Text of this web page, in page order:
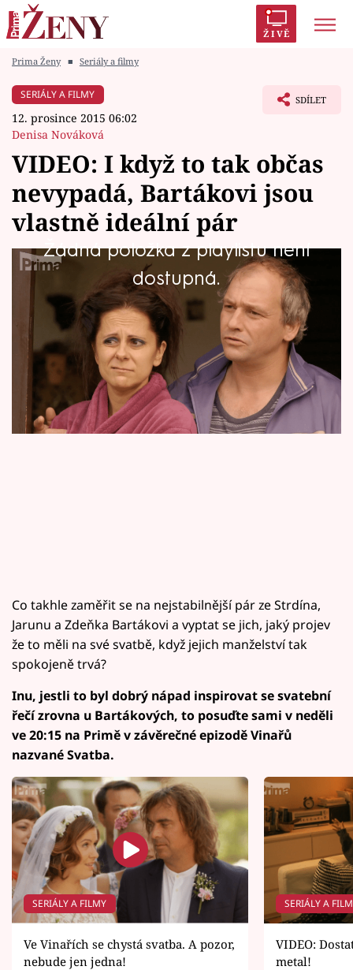
ŽIVĚ
Módní alarm
Témata
Celebrity
Seriály
Horoskopy
Sledujte prima+
Filmový festival Karlovy Vary
Sledujte nás
Prima Ženy ■ Seriály a filmy
SERIÁLY A FILMY
12. prosince 2015 06:02
Denisa Nováková
SDÍLET
VIDEO: I když to tak občas
nevypadá, Bartákovi jsou
vlastně ideální pár
Žádná položka z playlistu není
dostupná.
Chrudoš má pořádný vítr, potřebuje sepsat
svatební řeč pro Hřebce a Moniku
Waldemarovou. Jenže kde vzít inspiraci?
Co takhle zaměřit se na nejstabilnější pár ze Strdína,
Jarunu a Zdeňka Bartákovi a vyptat se jich, jaký projev
že to měli na své svatbě, když jejich manželství tak
spokojeně trvá?
Inu, jestli to byl dobrý nápad inspirovat se svatební
řečí zrovna u Bartákových, to posuďte sami v neděli
ve 20:15 na Primě v závěrečné epizodě Vinařů
nazvané Svatba.
SERIÁLY A FILMY
Ve Vinařích se chystá svatba. A pozor,
nebude jen jedna!
SERIÁLY A
VIDEO:
metal!